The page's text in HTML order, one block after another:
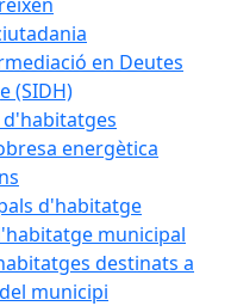
en Deutes
(SIDH)
energètica
d'habitatge
municipal
destinats a
municipi